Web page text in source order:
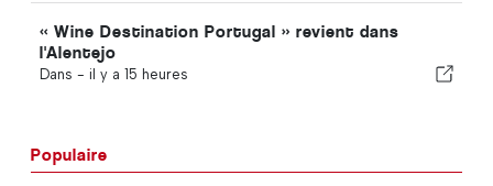
« Wine Destination Portugal » revient dans
l'Alentejo
Dans - il y a 15 heures
Populaire